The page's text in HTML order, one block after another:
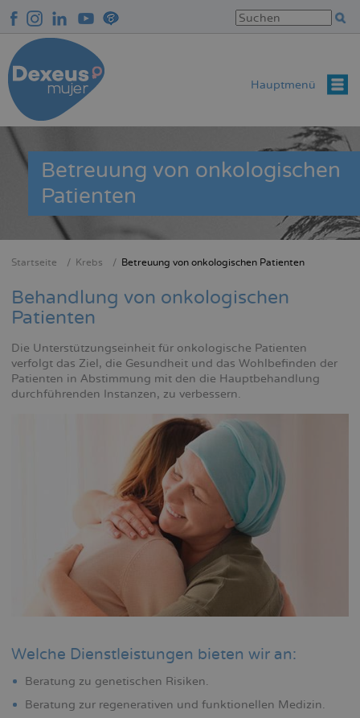
zum
Inhalt
Hauptmenü
Betreuung von onkologischen
Patienten
Startseite Krebs Betreuung von onkologischen Patienten
Behandlung von onkologischen
Patienten
Die Unterstützungseinheit für onkologische Patienten
verfolgt das Ziel, die Gesundheit und das Wohlbefinden der
Patienten in Abstimmung mit den die Hauptbehandlung
durchführenden Instanzen, zu verbessern.
Welche Dienstleistungen bieten wir an:
Beratung zu genetischen Risiken.
Beratung zur regenerativen und funktionellen Medizin.